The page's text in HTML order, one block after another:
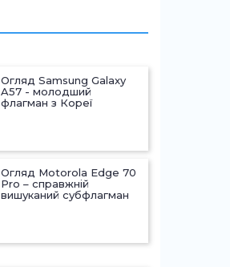
Огляд Samsung Galaxy
A57 - молодший
флагман з Кореї
Огляд Motorola Edge 70
Pro – справжній
вишуканий субфлагман